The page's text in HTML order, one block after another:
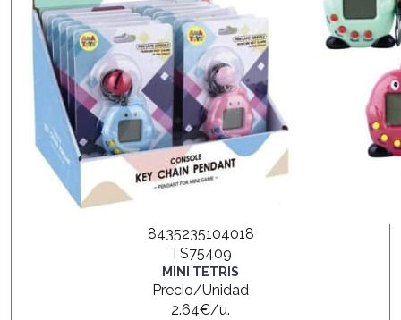
8435235104018
TS75409
MINI TETRIS
Precio/Unidad
2.64€/u.